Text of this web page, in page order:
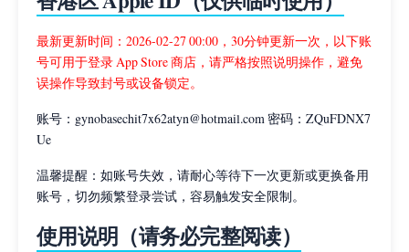
最新更新时间：2026-02-27 00:00，30分钟更新一次，以下账
号可用于登录 App Store 商店，请严格按照说明操作，避免
误操作导致封号或设备锁定。
账号：gynobasechit7x62atyn@hotmail.com 密码：ZQuFDNX7
Ue
温馨提醒：如账号失效，请耐心等待下一次更新或更换备用
账号，切勿频繁登录尝试，容易触发安全限制。
使用说明（请务必完整阅读）